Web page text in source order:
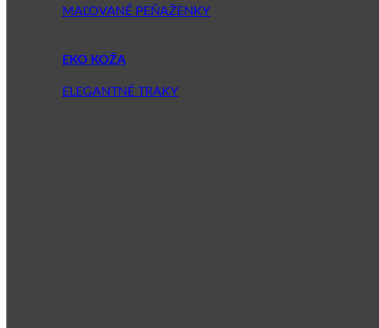
MAĽOVANÉ PEŇAŽENKY
EKO KOŽA
ELEGANTNÉ TRAKY